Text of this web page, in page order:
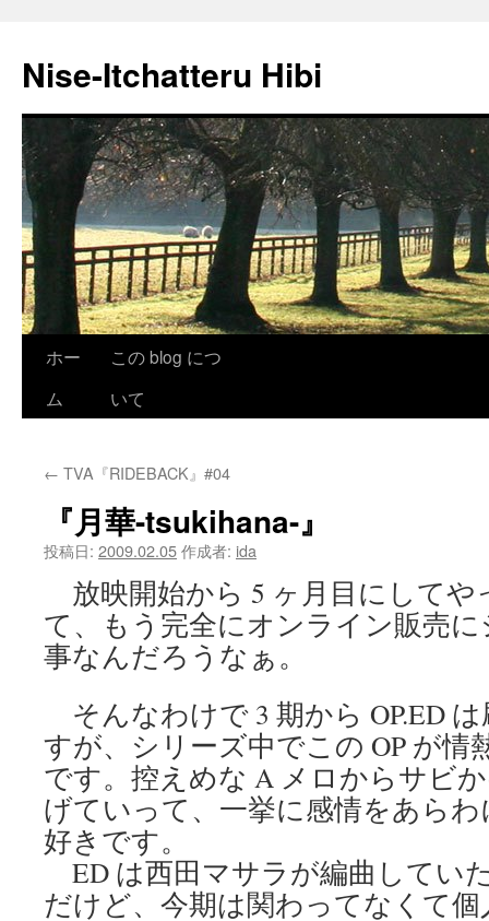
Nise-Itchatteru Hibi
ン
へ
キ
ホー
ム
この blog につ
いて
← TVA『RIDEBACK』#04
『月華-tsukihana-』
投稿日: 2009.02.05作成者: ida
放映開始から 5 ヶ月目にしてや
て、もう完全にオンライン販売
事なんだろうなぁ。
そんなわけで 3 期から OP.ED
すが、シリーズ中でこの OP が情
です。控えめな A メロからサビ
げていって、一挙に感情をあら
好きです。
ED は西田マサラが編曲してい
だけど、今期は関わってなくて